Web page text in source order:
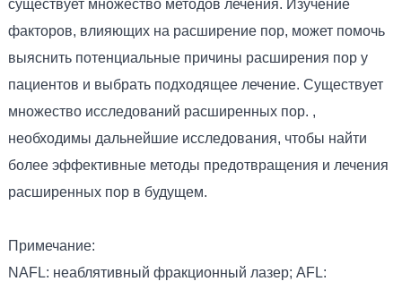
существует множество методов лечения. Изучение
факторов, влияющих на расширение пор, может помочь
выяснить потенциальные причины расширения пор у
пациентов и выбрать подходящее лечение. Существует
множество исследований расширенных пор. ,
необходимы дальнейшие исследования, чтобы найти
более эффективные методы предотвращения и лечения
расширенных пор в будущем.
Примечание:
NAFL: неаблятивный фракционный лазер; AFL: